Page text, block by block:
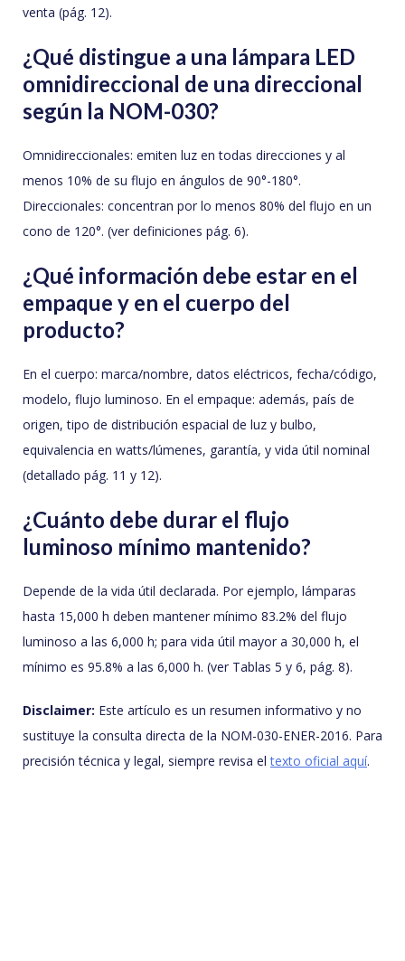
venta (pág. 12).
¿Qué distingue a una lámpara LED
omnidireccional de una direccional
según la NOM-030?
Omnidireccionales: emiten luz en todas direcciones y al
menos 10% de su flujo en ángulos de 90°-180°.
Direccionales: concentran por lo menos 80% del flujo en un
cono de 120°. (ver definiciones pág. 6).
¿Qué información debe estar en el
empaque y en el cuerpo del
producto?
En el cuerpo: marca/nombre, datos eléctricos, fecha/código,
modelo, flujo luminoso. En el empaque: además, país de
origen, tipo de distribución espacial de luz y bulbo,
equivalencia en watts/lúmenes, garantía, y vida útil nominal
(detallado pág. 11 y 12).
¿Cuánto debe durar el flujo
luminoso mínimo mantenido?
Depende de la vida útil declarada. Por ejemplo, lámparas
hasta 15,000 h deben mantener mínimo 83.2% del flujo
luminoso a las 6,000 h; para vida útil mayor a 30,000 h, el
mínimo es 95.8% a las 6,000 h. (ver Tablas 5 y 6, pág. 8).
Disclaimer: Este artículo es un resumen informativo y no
sustituye la consulta directa de la NOM-030-ENER-2016. Para
precisión técnica y legal, siempre revisa eltexto oficial aquí.